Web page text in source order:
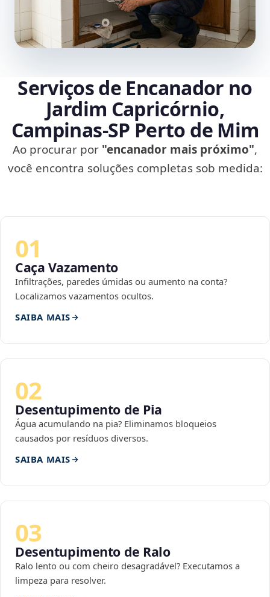
Serviços de Encanador no
Jardim Capricórnio,
Campinas‑SP Perto de Mim
Ao procurar por "encanador mais próximo",
você encontra soluções completas sob medida:
01
Caça Vazamento
Infiltrações, paredes úmidas ou aumento na conta?
Localizamos vazamentos ocultos.
SAIBA MAIS
02
Desentupimento de Pia
Água acumulando na pia? Eliminamos bloqueios
causados por resíduos diversos.
SAIBA MAIS
03
Desentupimento de Ralo
Ralo lento ou com cheiro desagradável? Executamos a
limpeza para resolver.